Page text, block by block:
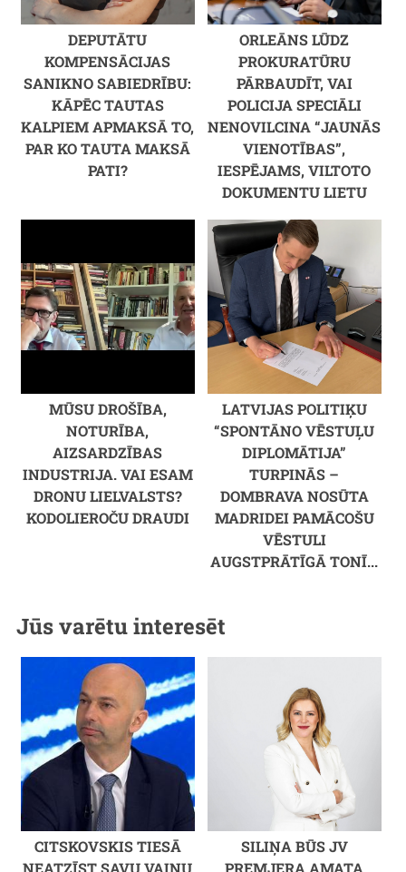
DEPUTĀTU
KOMPENSĀCIJAS
SANIKNO SABIEDRĪBU:
KĀPĒC TAUTAS
KALPIEM APMAKSĀ TO,
PAR KO TAUTA MAKSĀ
PATI?
ORLEĀNS LŪDZ
PROKURATŪRU
PĀRBAUDĪT, VAI
POLICIJA SPECIĀLI
NENOVILCINA “JAUNĀS
VIENOTĪBAS”,
IESPĒJAMS, VILTOTO
DOKUMENTU LIETU
MŪSU DROŠĪBA,
NOTURĪBA,
AIZSARDZĪBAS
INDUSTRIJA. VAI ESAM
DRONU LIELVALSTS?
KODOLIEROČU DRAUDI
LATVIJAS POLITIĶU
“SPONTĀNO VĒSTUĻU
DIPLOMĀTIJA”
TURPINĀS –
DOMBRAVA NOSŪTA
MADRIDEI PAMĀCOŠU
VĒSTULI
AUGSTPRĀTĪGĀ TONĪ...
Jūs varētu interesēt
CITSKOVSKIS TIESĀ
NEATZĪST SAVU VAINU
SILIŅA BŪS JV
PREMJERA AMATA